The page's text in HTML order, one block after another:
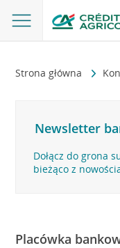
Strona główna
Newsletter
Dołącz do grona
bieżąco z
Placówka